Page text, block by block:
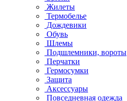
Жилеты
Термобелье
Дождевики
Обувь
Шлемы
Подшлемники, вороты
Перчатки
Гермосумки
Защита
Аксессуары
Повседневная одежда